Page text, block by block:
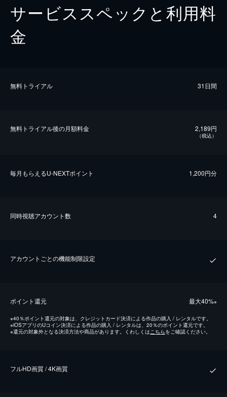
サービススペックと利用料
金
無料トライアル 31日間
無料トライアル後の⽉額料金 2,189円
（税込）
毎⽉もらえるU-NEXTポイント 1,200円分
同時視聴アカウント数 4
アカウントごとの機能制限設定
ポイント還元 最⼤40%※
※40％ポイント還元の対象は、クレジットカード決済による作品の購入 / レンタルです。
※iOSアプリのUコイン決済による作品の購入 / レンタルは、20％のポイント還元です。
※還元の対象外となる決済方法や商品があります。くわしくはこちらをご確認ください。
フルHD画質 / 4K画質